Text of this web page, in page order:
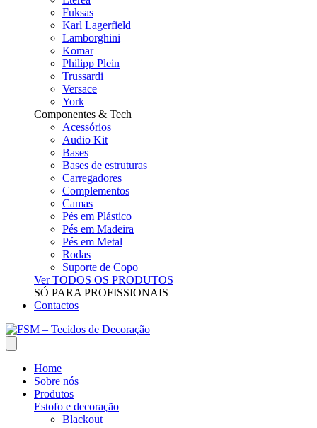
Fuksas
Karl Lagerfield
Lamborghini
Komar
Philipp Plein
Trussardi
Versace
York
Componentes & Tech
Acessórios
Audio Kit
Bases
Bases de estruturas
Carregadores
Complementos
Camas
Pés em Plástico
Pés em Madeira
Pés em Metal
Rodas
Suporte de Copo
Ver TODOS OS PRODUTOS
SÓ PARA PROFISSIONAIS
Contactos
Home
Sobre nós
Produtos
Estofo e decoração
Blackout